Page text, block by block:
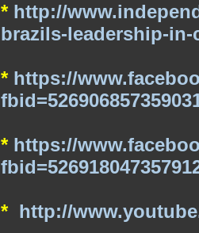
* http://
brazils-leadership-in-
* https://
* https://
* http://